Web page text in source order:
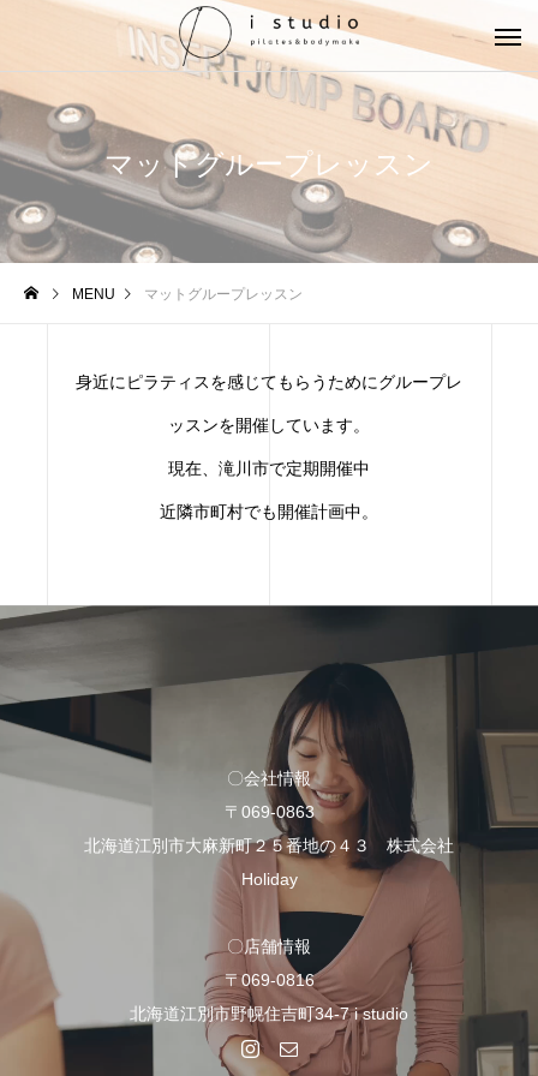
マットグループレッスン
MENU マットグループレッスン
身近にピラティスを感じてもらうためにグループレ
ッスンを開催しています。
現在、滝川市で定期開催中
近隣市町村でも開催計画中。
〇会社情報
〒069-0863
北海道江別市大麻新町２５番地の４３ 株式会社
Holiday
〇店舗情報
〒069-0816
北海道江別市野幌住吉町34-7 i studio